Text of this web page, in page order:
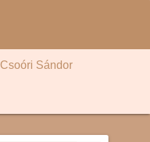
Csoóri Sándor